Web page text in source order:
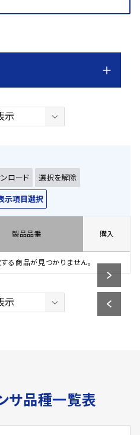
ロード
選択を解除
示項目選択
製品品番 購入
る商品が見つかりません。
サ品種一覧表